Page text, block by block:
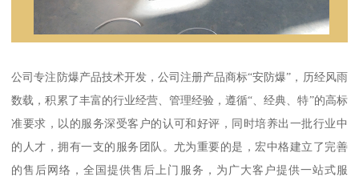
公司专注防爆产品技术开发，公司注册产品商标“安防爆”，历经风雨
数载，积累了丰富的行业经营、管理经验，遵循“、经典、特”的高标
准要求，以的服务深受客户的认可和好评，同时培养出一批行业中
的人才，拥有一支的服务团队。尤为重要的是，宏中格建立了完善
的售后网络，全国提供售后上门服务，为广大客户提供一站式服